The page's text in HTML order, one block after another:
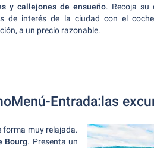
y callejones de ensueño. Recoja su
de interés de la ciudad con el
a un precio razonable.
Entrada:las
forma muy relajada.
Bourg. Presenta un